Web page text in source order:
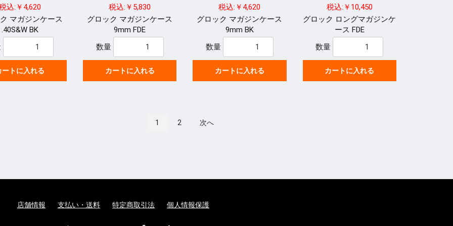
込:￥4,620
マガジンケース
.40S&W BK
ートに入れる
税込:￥5,830
グロック マガジンケース
9mm FDE
数量
カートに入れる
税込:￥4,620
グロック マガジンケース
9mm BK
数量
カートに入れる
税込:￥10,450
グロック ロングマガジンケ
ース FDE
数量
カートに入れる
1 2 次へ
店舗情報 支払い・送料 特定商取引法 個人情報保護